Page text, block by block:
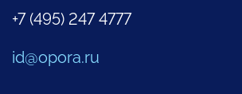
+7 (495) 247 4777
id@opora.ru